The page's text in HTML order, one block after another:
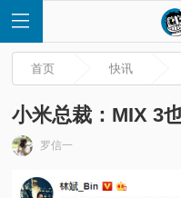
首页 快讯
小米总裁：MIX 3
罗信一